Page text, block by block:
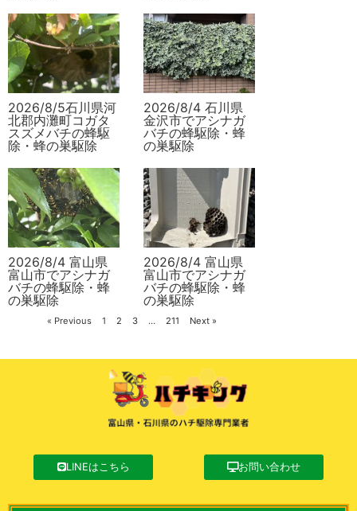
2026/8/5石川県河
北郡内灘町コガタ
スズメバチの蜂駆
除・蜂の巣駆除
2026/8/4 石川県
金沢市でアシナガ
バチの蜂駆除・蜂
の巣駆除
2026/8/4 富山県
富山市でアシナガ
バチの蜂駆除・蜂
の巣駆除
2026/8/4 富山県
富山市でアシナガ
バチの蜂駆除・蜂
の巣駆除
« Previous 1 2 3 … 211 Next »
LINEはこちら お問い合わせ